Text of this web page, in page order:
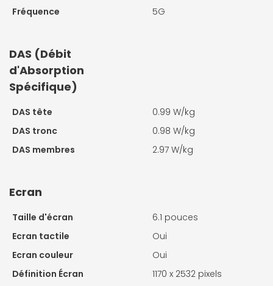
Fréquence
5G
DAS (Débit
d'Absorption
Spécifique)
DAS tête
0.99 W/kg
DAS tronc
0.98 W/kg
DAS membres
2.97 W/kg
Ecran
Taille d'écran
6.1 pouces
Ecran tactile
Oui
Ecran couleur
Oui
Définition Écran
1170 x 2532 pixels